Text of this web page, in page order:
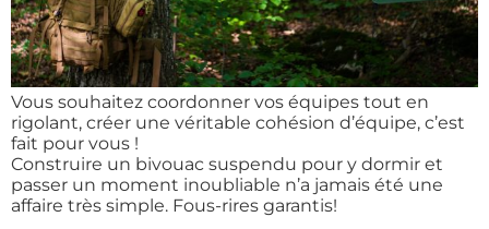
Vous souhaitez coordonner vos équipes tout en
rigolant, créer une véritable cohésion d’équipe, c’est
fait pour vous !
Construire un bivouac suspendu pour y dormir et
passer un moment inoubliable n’a jamais été une
affaire très simple. Fous-rires garantis!